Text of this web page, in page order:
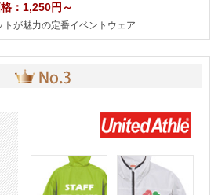
：1,250円～
が魅力の定番イベントウェア